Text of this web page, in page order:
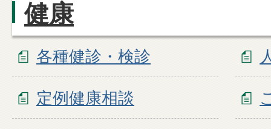
健康
各種健診・検診
定例健康相談